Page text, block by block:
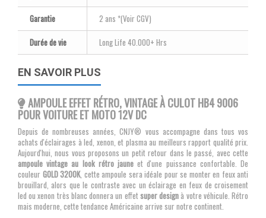
Garantie
2 ans *(Voir CGV)
Durée de vie
Long Life 40.000+ Hrs
EN SAVOIR PLUS
AMPOULE EFFET RÉTRO, VINTAGE À CULOT HB4 9006
POUR VOITURE ET MOTO 12V DC
Depuis de nombreuses années, CNJY® vous accompagne dans tous vos
achats d'éclairages à led, xenon, et plasma au meilleurs rapport qualité prix.
Aujourd'hui, nous vous proposons un petit retour dans le passé, avec cette
ampoule vintage au look rétro jaune et d'une puissance confortable. De
couleur GOLD 3200K, cette ampoule sera idéale pour se monter en feux anti
brouillard, alors que le contraste avec un éclairage en feux de croisement
led ou xenon très blanc donnera un effet super design à votre véhicule. Rétro
mais moderne, cette tendance Américaine arrive sur notre continent.